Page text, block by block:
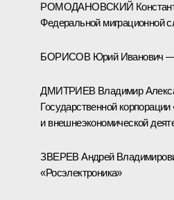
РОМОДАНОВСКИЙ
Федеральной миграционной
БОРИСОВ Юрий Иванович —
ДМИТРИЕВ Владимир
Государственной корпорации
и внешнеэкономической
ЗВЕРЕВ Андрей
«Росэлектроника»